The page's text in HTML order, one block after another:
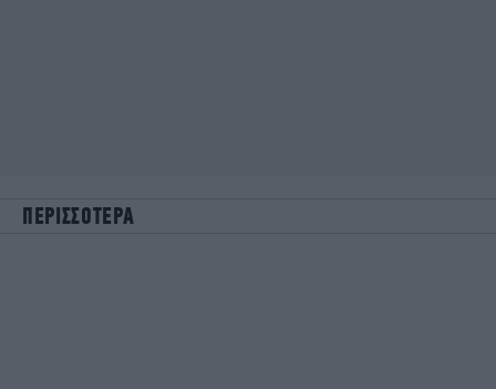
ΠΕΡΙΣΣΟΤΕΡΑ